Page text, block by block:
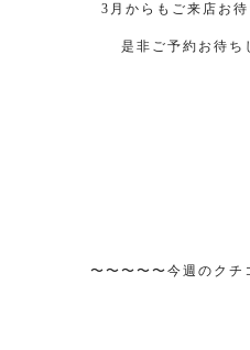
3月からもご来店お
是非ご予約お待ち
〜〜〜〜〜今週のクチ